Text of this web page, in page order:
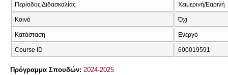
Περίοδος Διδασκαλίας Χειμερινή/Εαρινή
Κοινό Όχι
Κατάσταση Ενεργό
Course ID 600019591
Πρόγραμμα Σπουδών: 2024-2025